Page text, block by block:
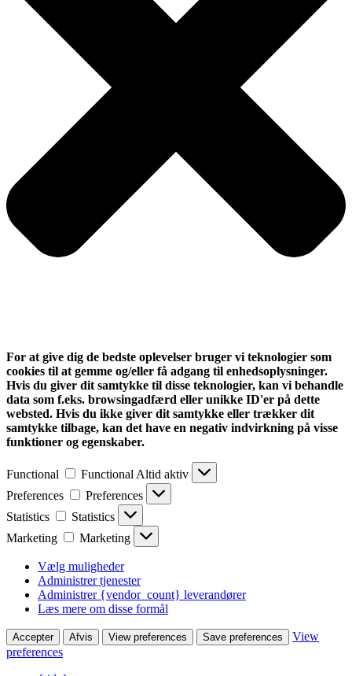
For at give dig de bedste oplevelser bruger vi teknologier som
cookies til at gemme og/eller få adgang til enhedsoplysninger.
Hvis du giver dit samtykke til disse teknologier, kan vi behandle
data som f.eks. browsingadfærd eller unikke ID'er på dette
websted. Hvis du ikke giver dit samtykke eller trækker dit
samtykke tilbage, kan det have en negativ indvirkning på visse
funktioner og egenskaber.
Functional Functional Altid aktiv
Preferences
Preferences
Statistics
Statistics
Marketing
Marketing
Vælg muligheder
Administrer tjenester
Administrer {vendor_count} leverandører
Læs mere om disse formål
Accepter Afvis View preferences Save preferences
View
preferences